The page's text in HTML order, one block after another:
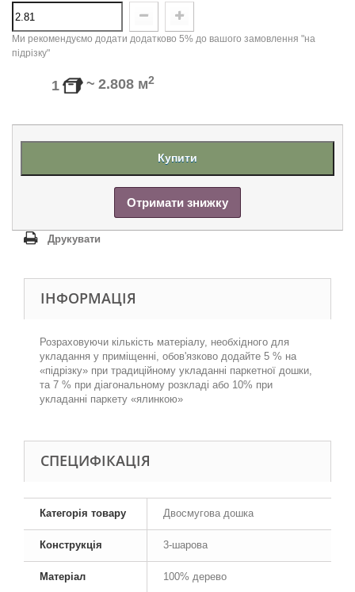
Ми рекомендуємо додати додатково 5% до вашого замовлення "на
підрізку"
1 ~ 2.808 м2
Купити
Отримати знижку
Друкувати
ІНФОРМАЦІЯ
Розраховуючи кількість матеріалу, необхідного для
укладання у приміщенні, обов'язково додайте 5 % на
«підрізку» при традиційному укладанні паркетної дошки,
та 7 % при діагональному розкладі або 10% при
укладанні паркету «ялинкою»
СПЕЦИФІКАЦІЯ
Категорія товару Двосмугова дошка
Конструкція 3-шарова
Матеріал 100% дерево